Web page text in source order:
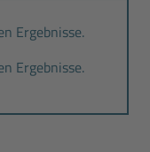
Ergebnisse.
Ergebnisse.